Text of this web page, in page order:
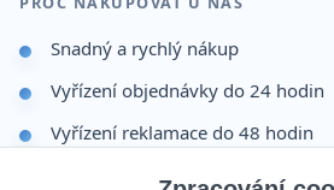
Snadný a rychlý nákup
Vyřízení objednávky do 24 hodin
Vyřízení reklamace do 48 hodin
Dárek po dokončení objednávky